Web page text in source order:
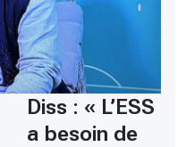
Diss : « L’ESS
a besoin de